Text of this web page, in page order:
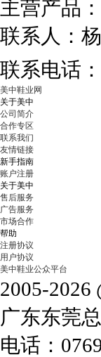
主营产品：
联系人：
联系电话：
美中鞋业网
关于美中
公司简介
合作专区
联系我们
友情链接
新手指南
账户注册
关于美中
售后服务
广告服务
市场合作
帮助
注册协议
用户协议
美中鞋业公众平台
2005-
广东东莞
电话：